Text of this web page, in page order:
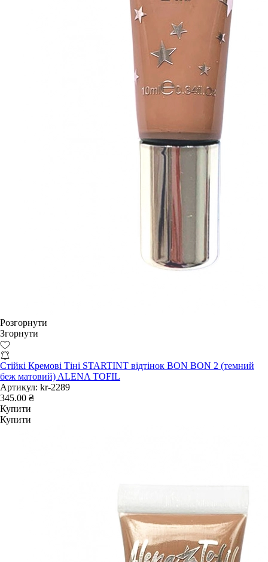
Розгорнути
Згорнути
Стійкі Кремові Тіні STARTINT відтінок BON BON 2 (темний
беж матовий) ALENA TOFIL
Артикул: kr-2289
345.00 ₴
Купити
Купити